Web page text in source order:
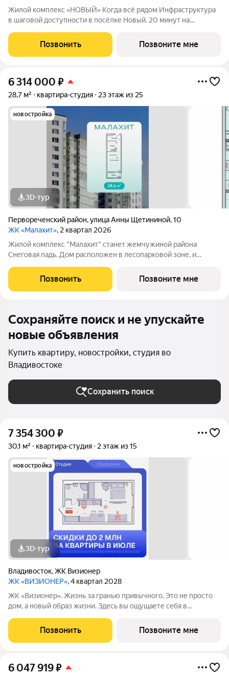
Жилой комплекс «НОВЫЙ» Когда всё рядом Инфраструктура
в шаговой доступности в посёлке Новый. 20 минут на
2 дома с авторской архитектурой высотой 13 жилых этажей;
Семейные квартиры
Позвонить Позвоните мне
6 314 000 ₽
28,7 м² квартира-студия 23 этаж из 25
новостройка
3D-тур
Первореченский район,улица Анны Щетининой,10
ЖК «Малахит», 2 квартал 2026
Жилой комплекс "Малахит" станет жемчужиной района
Снеговая падь. Дом расположен в лесопарковой зоне, и
и прекрасная возможность остаться наедине с природой. 25
этажный дом, с пристроенным
Позвонить Позвоните мне
Сохраняйте поиск и не упускайте
новые объявления
Купить квартиру, новостройки, студия во
Владивостоке
Сохранить поиск
7 354 300 ₽
30,1 м² квартира-студия 2 этаж из 15
новостройка
3D-тур
Владивосток,ЖК Визионер
ЖК «ВИЗИОНЕР», 4 квартал 2028
ЖК «Визионер». Жизнь за гранью привычного. Это не просто
дом, а новый образ жизни. Здесь вы ощущаете себя в
Позвонить Позвоните мне
6 047 919₽